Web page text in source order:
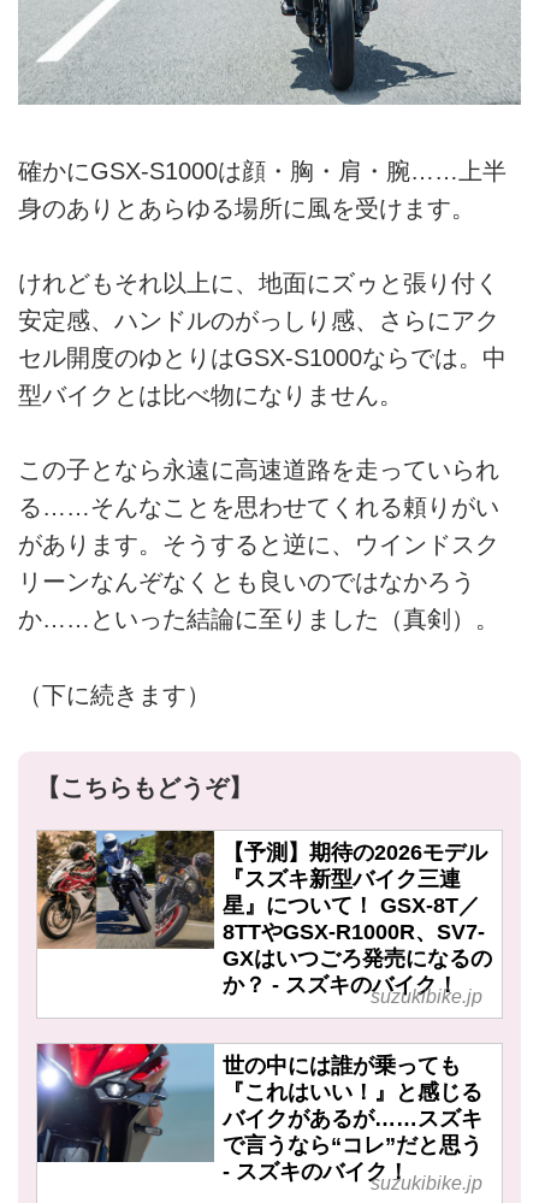
確かにGSX-S1000は顔・胸・肩・腕……上半
身のありとあらゆる場所に風を受けます。
けれどもそれ以上に、地面にズゥと張り付く
安定感、ハンドルのがっしり感、さらにアク
セル開度のゆとりはGSX-S1000ならでは。中
型バイクとは比べ物になりません。
この子となら永遠に高速道路を走っていられ
る……そんなことを思わせてくれる頼りがい
があります。そうすると逆に、ウインドスク
リーンなんぞなくとも良いのではなかろう
か……といった結論に至りました（真剣）。
（下に続きます）
【こちらもどうぞ】
【予測】期待の2026モデル
『スズキ新型バイク三連
星』について！ GSX-8T／
8TTやGSX-R1000R、SV7-
GXはいつごろ発売になるの
か？ - スズキのバイク！
suzukibike.jp
世の中には誰が乗っても
『これはいい！』と感じる
バイクがあるが……スズキ
で言うなら“コレ”だと思う
- スズキのバイク！suzukibike.jp